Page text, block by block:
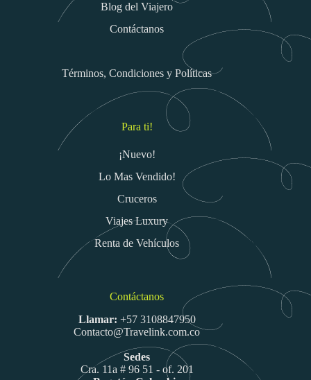
Blog del Viajero
Contáctanos
Términos, Condiciones y Políticas
Para ti!
¡Nuevo!
Lo Mas Vendido!
Cruceros
Viajes Luxury
Renta de Vehículos
Contáctanos
Llamar: +57 3108847950
Contacto@Travelink.com.co
Sedes
Cra. 11a # 96 51 - of. 201